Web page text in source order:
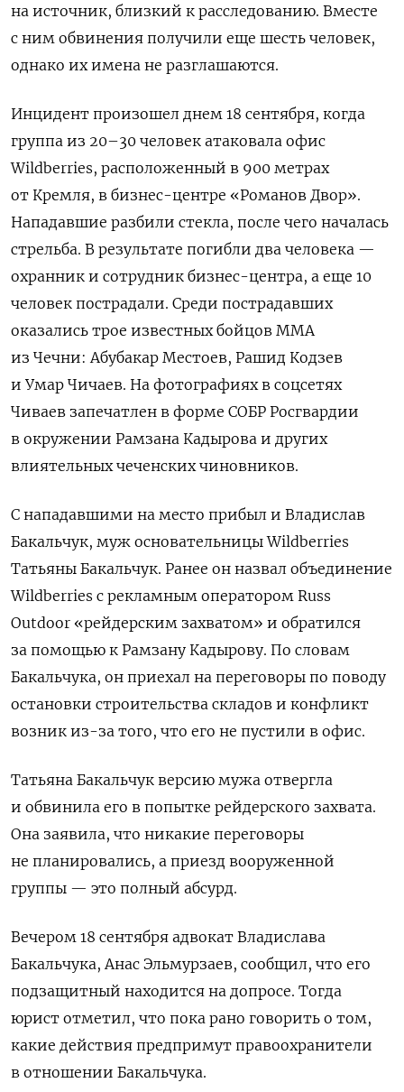
на источник, близкий к расследованию. Вместе
с ним обвинения получили еще шесть человек,
однако их имена не разглашаются.
Инцидент произошел днем 18 сентября, когда
группа из 20–30 человек атаковала офис
Wildberries, расположенный в 900 метрах
от Кремля, в бизнес-центре «Романов Двор».
Нападавшие разбили стекла, после чего началась
стрельба. В результате погибли два человека —
охранник и сотрудник бизнес-центра, а еще 10
человек пострадали. Среди пострадавших
оказались трое известных бойцов ММА
из Чечни: Абубакар Местоев, Рашид Кодзев
и Умар Чичаев. На фотографиях в соцсетях
Чиваев запечатлен в форме СОБР Росгвардии
в окружении Рамзана Кадырова и других
влиятельных чеченских чиновников.
С нападавшими на место прибыл и Владислав
Бакальчук, муж основательницы Wildberries
Татьяны Бакальчук. Ранее он назвал объединение
Wildberries с рекламным оператором Russ
Outdoor «рейдерским захватом» и обратился
за помощью к Рамзану Кадырову. По словам
Бакальчука, он приехал на переговоры по поводу
остановки строительства складов и конфликт
возник из-за того, что его не пустили в офис.
Татьяна Бакальчук версию мужа отвергла
и обвинила его в попытке рейдерского захвата.
Она заявила, что никакие переговоры
не планировались, а приезд вооруженной
группы — это полный абсурд.
Вечером 18 сентября адвокат Владислава
Бакальчука, Анас Эльмурзаев, сообщил, что его
подзащитный находится на допросе. Тогда
юрист отметил, что пока рано говорить о том,
какие действия предпримут правоохранители
в отношении Бакальчука.